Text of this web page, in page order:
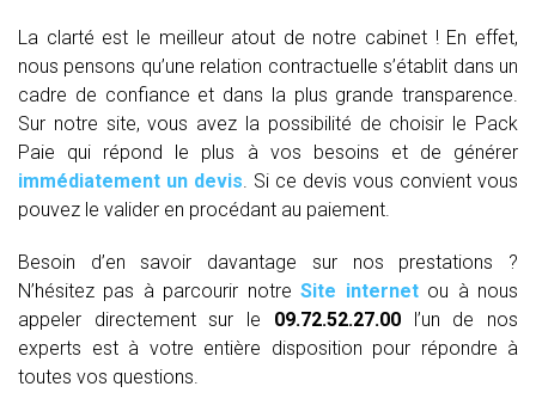
La clarté est le meilleur atout de notre cabinet ! En effet,
nous pensons qu’une relation contractuelle s’établit dans un
cadre de confiance et dans la plus grande transparence.
Sur notre site, vous avez la possibilité de choisir le Pack
Paie qui répond le plus à vos besoins et de générer
immédiatement un devis . Si ce devis vous convient vous
pouvez le valider en procédant au paiement.
Besoin d’en savoir davantage sur nos prestations ?
N’hésitez pas à parcourir notreSite internet ou à nous
appeler directement sur le 09.72.52.27.00l’un de nos
experts est à votre entière disposition pour répondre à
toutes vos questions.